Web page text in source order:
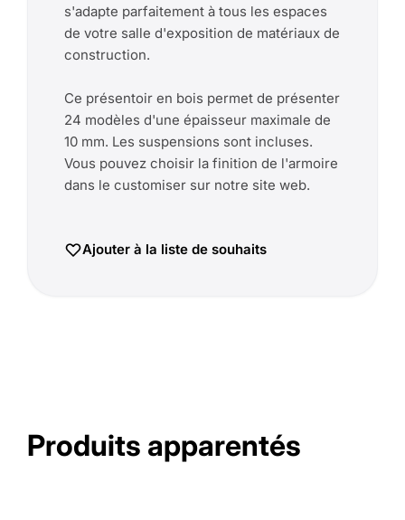
s'adapte parfaitement à tous les espaces
de votre salle d'exposition de matériaux de
construction.
Ce présentoir en bois permet de présenter
24 modèles d'une épaisseur maximale de
10 mm. Les suspensions sont incluses.
Vous pouvez choisir la finition de l'armoire
dans le customiser sur notre site web.
Ajouter à la liste de souhaits
Produits apparentés